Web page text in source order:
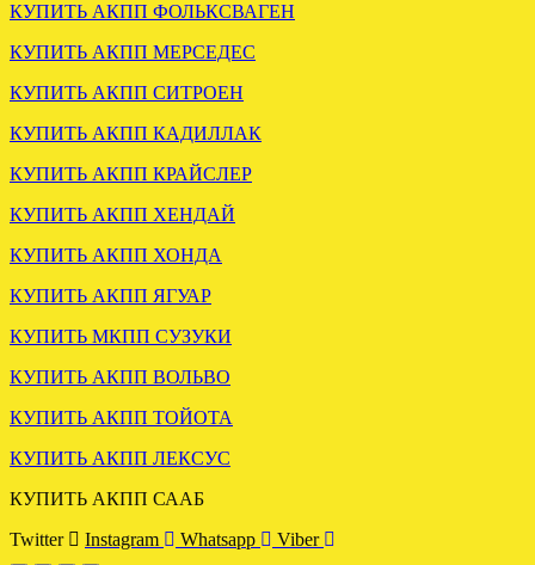
Загружена мкпп MAZDA
TRIBUTE 2.0 4wd
.
PASSAT B51.8 5HP19 EBU
КУПИТЬ АКПП ФОЛЬКСВАГЕН
КУПИТЬ АКПП МЕРСЕДЕС
КУПИТЬ АКПП СИТРОЕН
КУПИТЬ АКПП КАДИЛЛАК
КУПИТЬ АКПП КРАЙСЛЕР
КУПИТЬ АКПП ХЕНДАЙ
КУПИТЬ АКПП ХОНДА
КУПИТЬ АКПП ЯГУАР
КУПИТЬ МКПП СУЗУКИ
КУПИТЬ АКПП ВОЛЬВО
КУПИТЬ АКПП ТОЙОТА
КУПИТЬ АКПП ЛЕКСУС
КУПИТЬ АКПП СААБ
Twitter
Instagram Whatsapp Viber